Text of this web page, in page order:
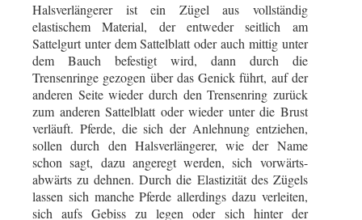
Halsverlängerer ist ein Zügel aus vollständig
elastischem Material, der entweder seitlich am
Sattelgurt unter dem Sattelblatt oder auch mittig unter
dem Bauch befestigt wird, dann durch die
Trensenringe gezogen über das Genick führt, auf der
anderen Seite wieder durch den Trensenring zurück
zum anderen Sattelblatt oder wieder unter die Brust
verläuft. Pferde, die sich der Anlehnung entziehen,
sollen durch den Halsverlängerer, wie der Name
schon sagt, dazu angeregt werden, sich vorwärts-
abwärts zu dehnen. Durch die Elastizität des Zügels
lassen sich manche Pferde allerdings dazu verleiten,
sich aufs Gebiss zu legen oder sich hinter der